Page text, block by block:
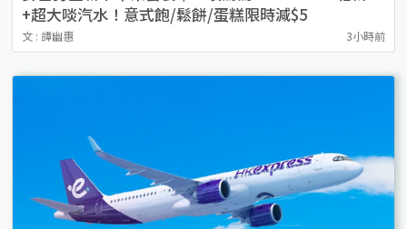
+超大啖汽水！意式飽/鬆餅/蛋糕限時減$5
文 : 譚幽惠 3小時前